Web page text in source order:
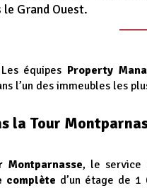
le Grand Ouest.
équipes Property
l’un des immeubles les
la Tour
Montparnasse, le service
complète d’un étage de